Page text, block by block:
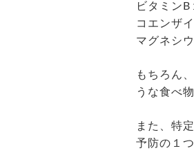
ビタミン
コエンザ
マグネシ
もちろん
うな食べ
また、特
予防の１